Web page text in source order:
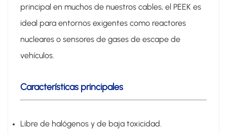
principal en muchos de nuestros cables, el PEEK es
ideal para entornos exigentes como reactores
nucleares o sensores de gases de escape de
vehículos.
Características principales
Libre de halógenos y de baja toxicidad.